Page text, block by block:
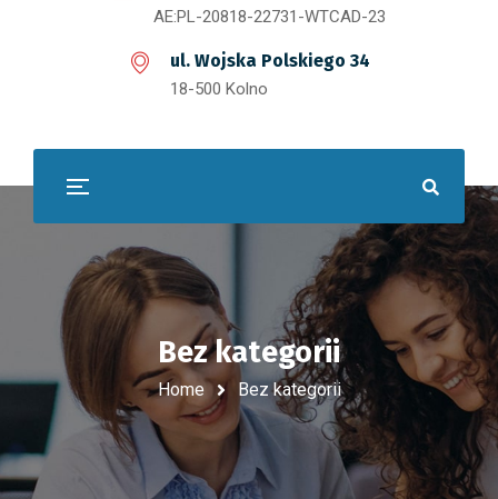
AE:PL-20818-22731-WTCAD-23
ul. Wojska Polskiego 34
18-500 Kolno
Bez kategorii
Home Bez kategorii